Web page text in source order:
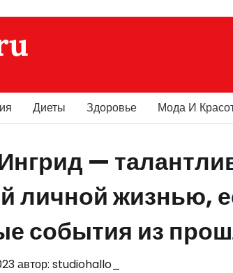
Диеты Здоровье Мода И
—
личной жизнью,
события из
автор: studiohallo_